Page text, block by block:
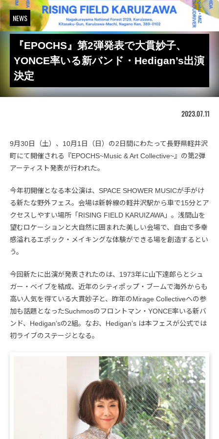
NEWS
『EPOCHS』第2弾発表で大貫妙子、
YONCE率いる新バンド・Hedigan’s出演
決定
2023.07.11
9月30日（土）、10月1日（日）の2日間にわたって長野県軽井沢
町にて開催される『EPOCHS~Music & Art Collective~』の第2弾
アーティスト発表が行われた。
今年初開催となる本公演は、SPACE SHOWER MUSICが手がけ
る新たな野外フェス。会場は新幹線の軽井沢駅から車で15分とア
クセスしやすい場所「RISING FIELD KARUIZAWA」。浅間山を
望むロケーションと大自然に囲まれた美しい会場で、自由で多幸
感溢れるエポック・メイキングな体験ができる場を創造するとい
う。
今回新たに出演が発表されたのは、1973年に山下達郎らとシュ
ガー・ベイブを結成、近年のシティポップ・ブームで海外からも
高い人気を得ている大貫妙子と、昨年のMirage Collectiveへの参
加も話題となったSuchmosのフロントマン・YONCE率いる新バ
ンド、Hedigan’sの2組。なお、Hedigan’s は本フェスが公式では
初ライブのステージとなる。